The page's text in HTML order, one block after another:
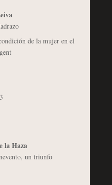
de la mujer en el
la Haza
un triunfo